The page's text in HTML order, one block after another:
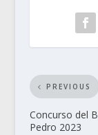
PREVIOUS
Concurso del
Pedro 2023